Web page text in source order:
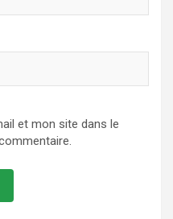
et mon site dans le